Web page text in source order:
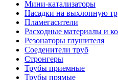
Мини-катализаторы
Насадки на выхлопную
Пламегасители
Расходные материалы и
Резонаторы глушителя
Соеденители труб
Стронгеры
Трубы приемные
Трубы прямые